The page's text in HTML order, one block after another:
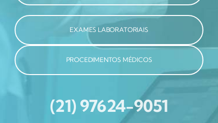
EXAMES LABORATORIAIS
PROCEDIMENTOS MÉDICOS
(21) 97624-9051